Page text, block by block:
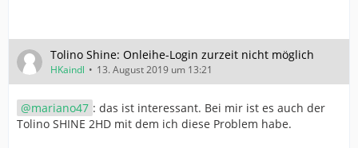
Tolino Shine: Onleihe-Login zurzeit nicht möglich
HKaindl 13. August 2019 um 13:21
mariano47 : das ist interessant. Bei mir ist es auch der
Tolino SHINE 2HD mit dem ich diese Problem habe.